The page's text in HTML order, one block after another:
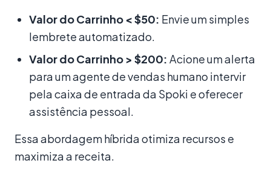
Valor do Carrinho < $50: Envie um simples
lembrete automatizado.
Valor do Carrinho > $200: Acione um alerta
para um agente de vendas humano intervir
pela caixa de entrada da Spoki e oferecer
assistência pessoal.
Essa abordagem híbrida otimiza recursos e
maximiza a receita.